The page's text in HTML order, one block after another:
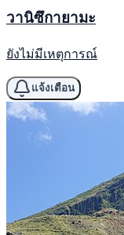
วานิซึกายามะ
ยังไม่มีเหตุการณ์
แจ้งเตือน